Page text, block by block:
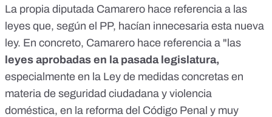
La propia diputada Camarero hace referencia a las
leyes que, según el PP, hacían innecesaria esta nueva
ley. En concreto, Camarero hace referencia a "las
leyes aprobadas en la pasada legislatura,
especialmente en la Ley de medidas concretas en
materia de seguridad ciudadana y violencia
doméstica, en la reforma del Código Penal y muy